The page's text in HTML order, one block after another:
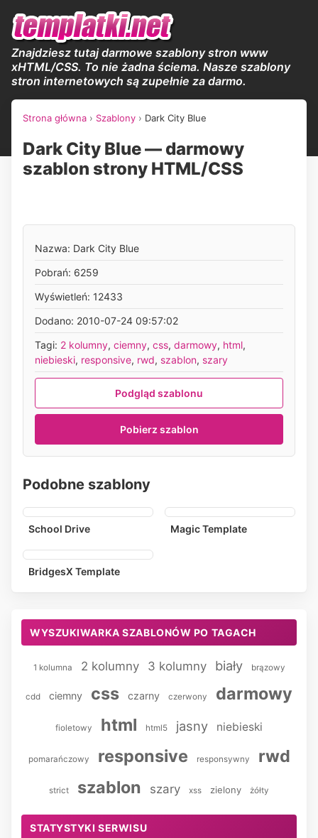
Znajdziesz tutaj darmowe szablony stron www
xHTML/CSS. To nie żadna ściema. Nasze szablony
stron internetowych są zupełnie za darmo.
Strona główna › Szablony › Dark City Blue
Dark City Blue — darmowy
szablon strony HTML/CSS
Nazwa: Dark City Blue
Pobrań: 6259
Wyświetleń: 12433
Dodano: 2010-07-24 09:57:02
Tagi: 2 kolumny, ciemny, css, darmowy, html,
niebieski, responsive, rwd, szablon, szary
Podgląd szablonu
Pobierz szablon
Podobne szablony
School Drive Magic Template
BridgesX Template
WYSZUKIWARKA SZABLONÓW PO TAGACH
1 kolumna 2 kolumny 3 kolumny biały brązowy
cdd ciemny css czarny czerwony darmowy
fioletowy html html5 jasny niebieski
pomarańczowy responsive responsywny rwd
strict szablon szary xss zielony żółty
STATYSTYKI SERWISU